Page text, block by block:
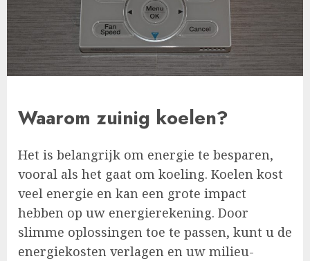
Waarom zuinig koelen?
Het is belangrijk om energie te besparen,
vooral als het gaat om koeling. Koelen kost
veel energie en kan een grote impact
hebben op uw energierekening. Door
slimme oplossingen toe te passen, kunt u de
energiekosten verlagen en uw milieu-